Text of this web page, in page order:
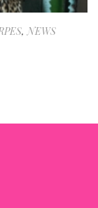
, NEWS